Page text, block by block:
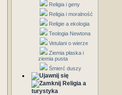
Religia i geny
Religia i moralność
Religie a ekologia
Teologia Newtona
Vetulani o wierze
Ziemia płaska i
ziemia pusta
Śmierć duszy
Religia a
turystyka